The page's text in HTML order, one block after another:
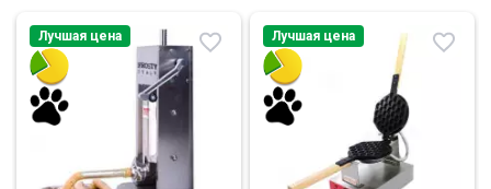
Лучшая цена Лучшая цена